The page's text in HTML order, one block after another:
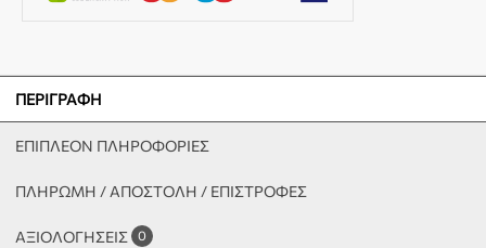
ΠΕΡΙΓΡΑΦΉ
ΕΠΙΠΛΈΟΝ ΠΛΗΡΟΦΟΡΊΕΣ
ΠΛΗΡΩΜΗ / ΑΠΟΣΤΟΛΗ / ΕΠΙΣΤΡΟΦΕΣ
ΑΞΙΟΛΟΓΉΣΕΙΣ 0